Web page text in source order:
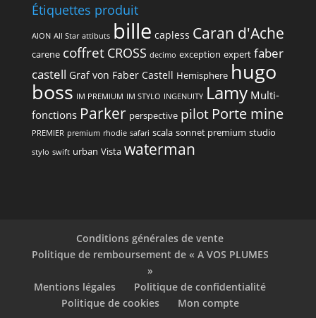
Étiquettes produit
AION All Star attibuts bille capless Caran d'Ache
carene coffret CROSS decimo exception expert faber
castell Graf von Faber Castell Hemisphere hugo
boss IM PREMIUM IM STYLO INGENUITY Lamy Multi-
fonctions Parker perspective pilot Porte mine
PREMIER premium rhodie safari scala sonnet premium studio
stylo swift urban Vista waterman
Conditions générales de vente
Politique de remboursement de « A VOS PLUMES
»
Mentions légales
Politique de confidentialité
Politique de cookies
Mon compte